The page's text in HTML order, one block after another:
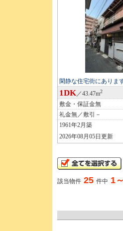
閑静な住宅街にありま
1DK／43.47m2
敷金・保証金無
礼金無／敷引－
1961年2月築
2026年08月05日更新
該当物件 25 件中 1